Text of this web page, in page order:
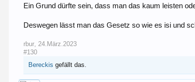
Ein Grund dürfte sein, dass man das kaum leisten
Deswegen lässt man das Gesetz so wie es isi und
rbur 24.März.2023
#130
Bereckis gefällt das.